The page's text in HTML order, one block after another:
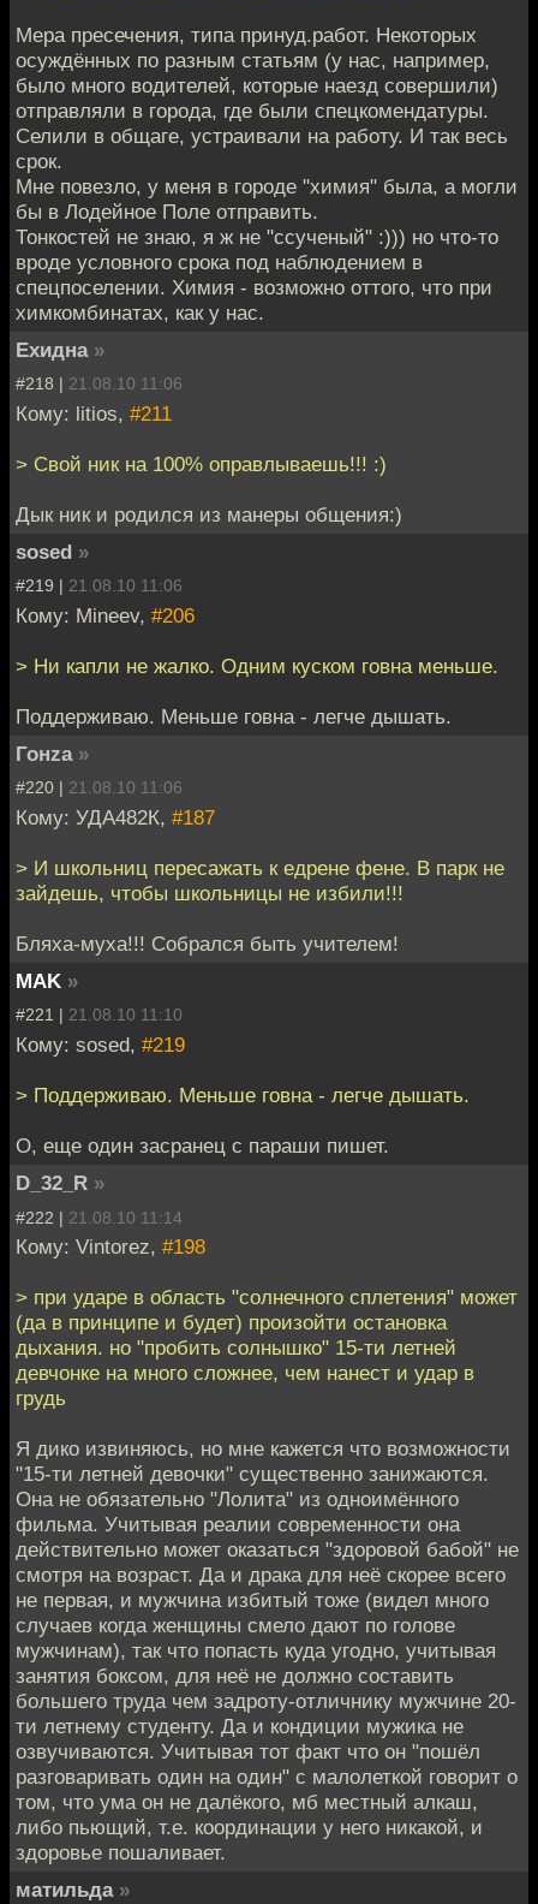
Мера пресечения, типа принуд.работ. Некоторых
осуждённых по разным статьям (у нас, например,
было много водителей, которые наезд совершили)
отправляли в города, где были спецкомендатуры.
Селили в общаге, устраивали на работу. И так весь
срок.
Мне повезло, у меня в городе "химия" была, а могли
бы в Лодейное Поле отправить.
Тонкостей не знаю, я ж не "ссученый" :))) но что-то
вроде условного срока под наблюдением в
спецпоселении. Химия - возможно оттого, что при
химкомбинатах, как у нас.
Ехидна »
#218 | 21.08.10 11:06
Кому: litios, #211
> Свой ник на 100% оправлываешь!!! :)
Дык ник и родился из манеры общения:)
sosed »
#219 | 21.08.10 11:06
Кому: Mineev, #206
> Ни капли не жалко. Одним куском говна меньше.
Поддерживаю. Меньше говна - легче дышать.
Гонzа »
#220 | 21.08.10 11:06
Кому: УДА482К, #187
> И школьниц пересажать к едрене фене. В парк не
зайдешь, чтобы школьницы не избили!!!
Бляха-муха!!! Собрался быть учителем!
MAK »
#221 | 21.08.10 11:10
Кому: sosed, #219
> Поддерживаю. Меньше говна - легче дышать.
О, еще один засранец с параши пишет.
D_32_R »
#222 | 21.08.10 11:14
Кому: Vintorez, #198
> при ударе в область "солнечного сплетения" может
(да в принципе и будет) произойти остановка
дыхания. но "пробить солнышко" 15-ти летней
девчонке на много сложнее, чем нанест и удар в
грудь
Я дико извиняюсь, но мне кажется что возможности
"15-ти летней девочки" существенно занижаются.
Она не обязательно "Лолита" из одноимённого
фильма. Учитывая реалии современности она
действительно может оказаться "здоровой бабой" не
смотря на возраст. Да и драка для неё скорее всего
не первая, и мужчина избитый тоже (видел много
случаев когда женщины смело дают по голове
мужчинам), так что попасть куда угодно, учитывая
занятия боксом, для неё не должно составить
большего труда чем задроту-отличнику мужчине 20-
ти летнему студенту. Да и кондиции мужика не
озвучиваются. Учитывая тот факт что он "пошёл
разговаривать один на один" с малолеткой говорит о
том, что ума он не далёкого, мб местный алкаш,
либо пьющий, т.е. координации у него никакой, и
здоровье пошаливает.
матильда »